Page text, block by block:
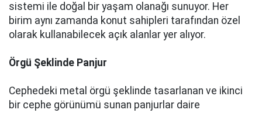
sistemi ile doğal bir yaşam olanağı sunuyor. Her
birim aynı zamanda konut sahipleri tarafından özel
olarak kullanabilecek açık alanlar yer alıyor.
Örgü Şeklinde Panjur
Cephedeki metal örgü şeklinde tasarlanan ve ikinci
bir cephe görünümü sunan panjurlar daire